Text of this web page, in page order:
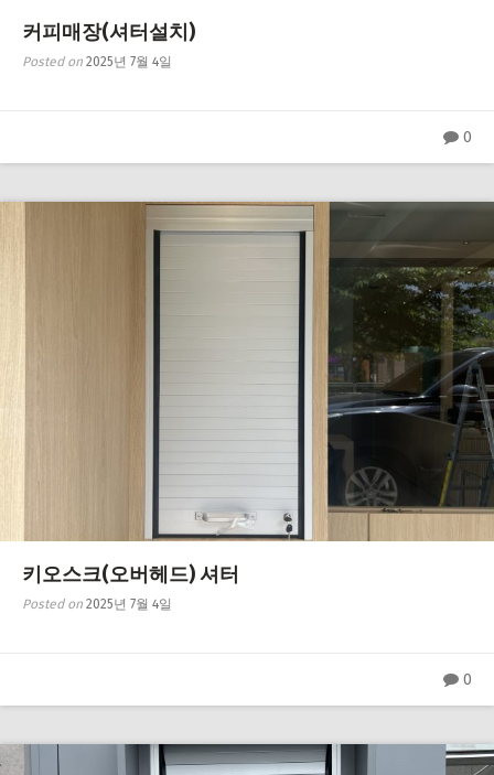
커피매장(셔터설치)
Posted on 2025년 7월 4일
0
키오스크(오버헤드) 셔터
Posted on 2025년 7월 4일
0